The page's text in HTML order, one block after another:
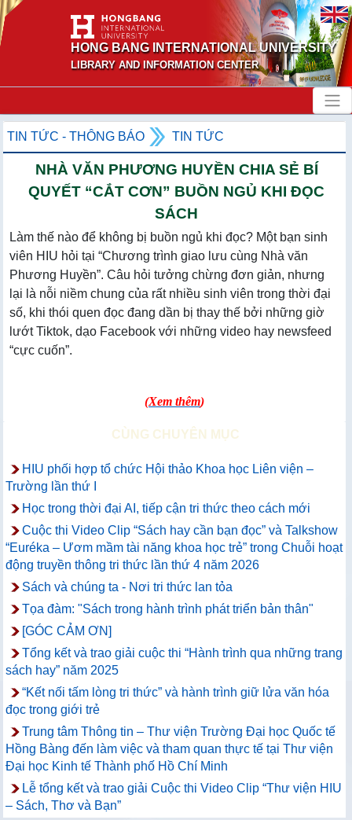
HONG BANG INTERNATIONAL UNIVERSITY
LIBRARY AND INFORMATION CENTER
TIN TỨC - THÔNG BÁO TIN TỨC
NHÀ VĂN PHƯƠNG HUYỀN CHIA SẺ BÍ
QUYẾT “CẮT CƠN” BUỒN NGỦ KHI ĐỌC
SÁCH
Làm thế nào để không bị buồn ngủ khi đọc? Một bạn sinh
viên HIU hỏi tại “Chương trình giao lưu cùng Nhà văn
Phương Huyền”. Câu hỏi tưởng chừng đơn giản, nhưng
lại là nỗi niềm chung của rất nhiều sinh viên trong thời đại
số, khi thói quen đọc đang dần bị thay thế bởi những giờ
lướt Tiktok, dạo Facebook với những video hay newsfeed
“cực cuốn”.
(Xem thêm)
CÙNG CHUYÊN MỤC
HIU phối hợp tổ chức Hội thảo Khoa học Liên viện –
Trường lần thứ I
Học trong thời đại AI, tiếp cận tri thức theo cách mới
Cuộc thi Video Clip “Sách hay cần bạn đọc” và Talkshow
“Euréka – Ươm mầm tài năng khoa học trẻ” trong Chuỗi hoạt
động truyền thông tri thức lần thứ 4 năm 2026
Sách và chúng ta - Nơi tri thức lan tỏa
Tọa đàm: "Sách trong hành trình phát triển bản thân"
[GÓC CẢM ƠN]
Tổng kết và trao giải cuộc thi “Hành trình qua những trang
sách hay” năm 2025
“Kết nối tấm lòng tri thức” và hành trình giữ lửa văn hóa
đọc trong giới trẻ
Trung tâm Thông tin – Thư viện Trường Đại học Quốc tế
Hồng Bàng đến làm việc và tham quan thực tế tại Thư viện
Đại học Kinh tế Thành phố Hồ Chí Minh
Lễ tổng kết và trao giải Cuộc thi Video Clip “Thư viện HIU
– Sách, Thơ và Bạn”